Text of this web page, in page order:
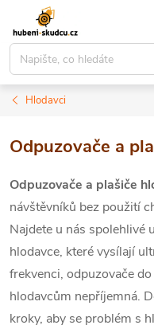
obsah
Hlodavci
Odpuzovače a
Odpuzovače a plašiče
návštěvníků bez použití
Najdete u nás spolehlivé
hlodavce, které vysílají
frekvenci, odpuzovače
hlodavcům nepříjemná.
kroky, aby se problém s